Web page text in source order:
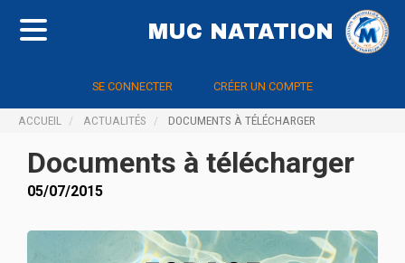
MUC NATATION
SE CONNECTER CRÉER UN COMPTE
ACCUEIL ACTUALITÉS DOCUMENTS À TÉLÉCHARGER
Documents à télécharger
05/07/2015